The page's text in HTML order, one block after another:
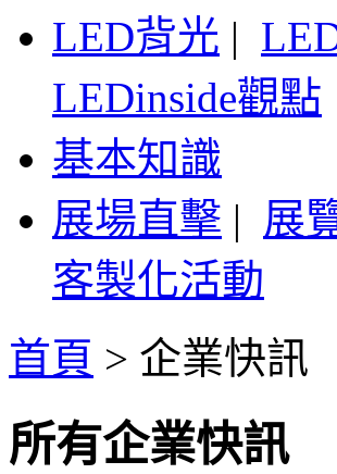
LED背光 |
LEDinside觀點
基本知識
展場直擊 | 展
客製化活動
首頁 > 企業快訊
所有企業快訊